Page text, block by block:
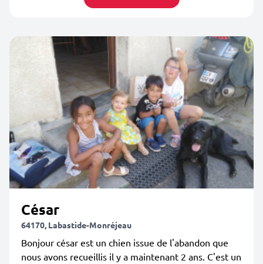
César
64170, Labastide-Monréjeau
Bonjour césar est un chien issue de l'abandon que
nous avons recueillis il y a maintenant 2 ans. C'est un